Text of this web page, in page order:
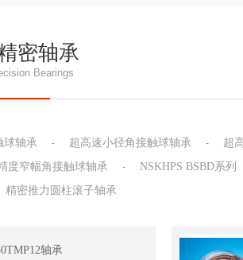
密轴承
Bearings
球轴承 - 超高速小径角接触球轴承 - 超
度窄幅角接触球轴承 - NSKHPS BSBD系列
精密推力圆柱滚子轴承
轴承